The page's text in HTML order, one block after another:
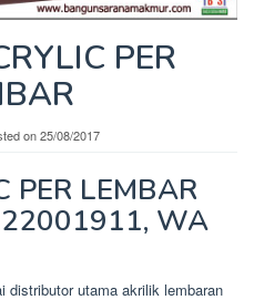
PER
on25/08/2017
PER LEMBAR
WA
utama akrilik lembaran